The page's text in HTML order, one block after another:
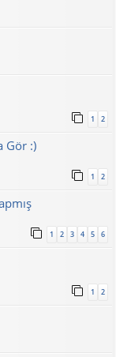
1 2
Gör :)
1 2
1 2 3 4 5 6
1 2